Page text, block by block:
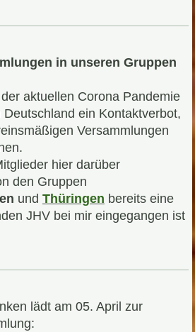
in unseren Gruppen
aktuellen Corona Pandemie
ein Kontaktverbot,
Versammlungen
hier darüber
den Gruppen
und Thüringen bereits eine
JHV bei mir eingegangen ist
lädt am 05. April zur